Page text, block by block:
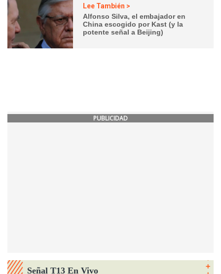
Lee También >
Alfonso Silva, el embajador en
China escogido por Kast (y la
potente señal a Beijing)
PUBLICIDAD
Señal T13 En Vivo